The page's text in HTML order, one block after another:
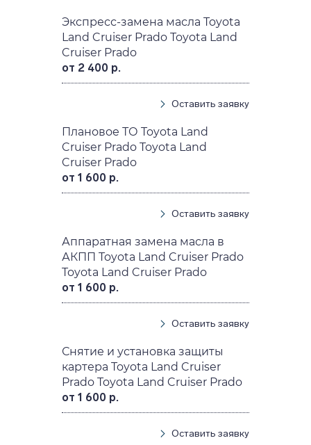
Экспресс-замена масла Toyota
Land Cruiser Prado Toyota Land
Cruiser Prado
от 2 400 р.
Оставить заявку
Плановое ТО Toyota Land
Cruiser Prado Toyota Land
Cruiser Prado
от 1 600 р.
Оставить заявку
Аппаратная замена масла в
АКПП Toyota Land Cruiser Prado
Toyota Land Cruiser Prado
от 1 600 р.
Оставить заявку
Снятие и установка защиты
картера Toyota Land Cruiser
Prado Toyota Land Cruiser Prado
от 1 600 р.
Оставить заявку